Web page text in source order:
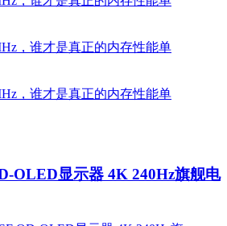
OLED显示器 4K 240Hz旗舰电